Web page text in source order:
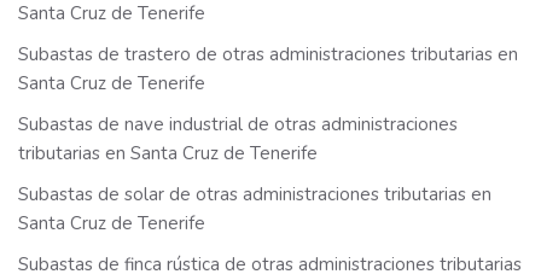
Santa Cruz de Tenerife
Subastas de trastero de otras administraciones tributarias en
Santa Cruz de Tenerife
Subastas de nave industrial de otras administraciones
tributarias en Santa Cruz de Tenerife
Subastas de solar de otras administraciones tributarias en
Santa Cruz de Tenerife
Subastas de finca rústica de otras administraciones tributarias